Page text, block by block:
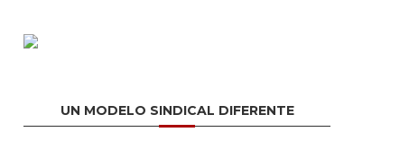
UN MODELO SINDICAL DIFERENTE